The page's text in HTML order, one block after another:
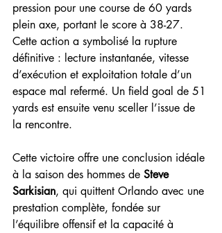
pression pour une course de 60 yards
plein axe, portant le score à 38-27.
Cette action a symbolisé la rupture
définitive : lecture instantanée, vitesse
d’exécution et exploitation totale d’un
espace mal refermé. Un field goal de 51
yards est ensuite venu sceller l’issue de
la rencontre.
Cette victoire offre une conclusion idéale
à la saison des hommes de Steve
Sarkisian, qui quittent Orlando avec une
prestation complète, fondée sur
l’équilibre offensif et la capacité à